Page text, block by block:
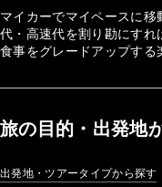
マイカーでマイペースに
代・高速代を割り勘にす
食事をグレードアップする
旅の目的・出発地
出発地・ツアータイプから探す